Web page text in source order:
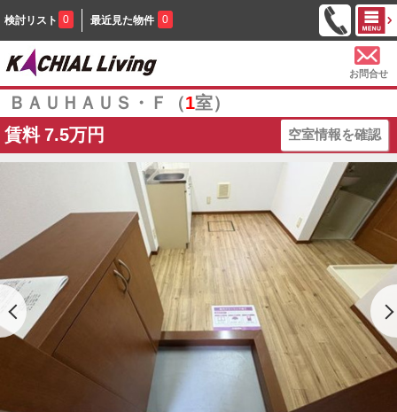
検討リスト 0 最近見た物件 0
お問合せ
ＢＡＵＨＡＵＳ・Ｆ（1室）
賃料 7.5万円 空室情報を確認